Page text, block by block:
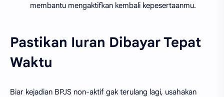
membantu mengaktifkan kembali kepesertaanmu.
Pastikan Iuran Dibayar Tepat
Waktu
Biar kejadian BPJS non-aktif gak terulang lagi, usahakan